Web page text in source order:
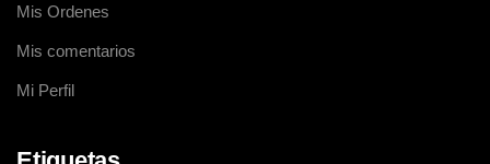
Mis Ordenes
Mis comentarios
Mi Perfil